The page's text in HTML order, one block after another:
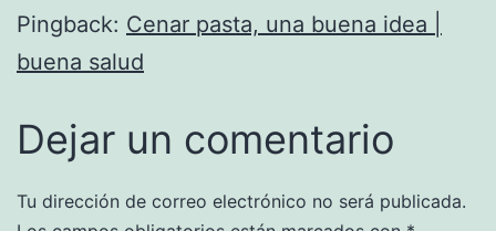
Pingback: Cenar pasta, una buena idea |
buena salud
Dejar un comentario
Tu dirección de correo electrónico no será publicada.